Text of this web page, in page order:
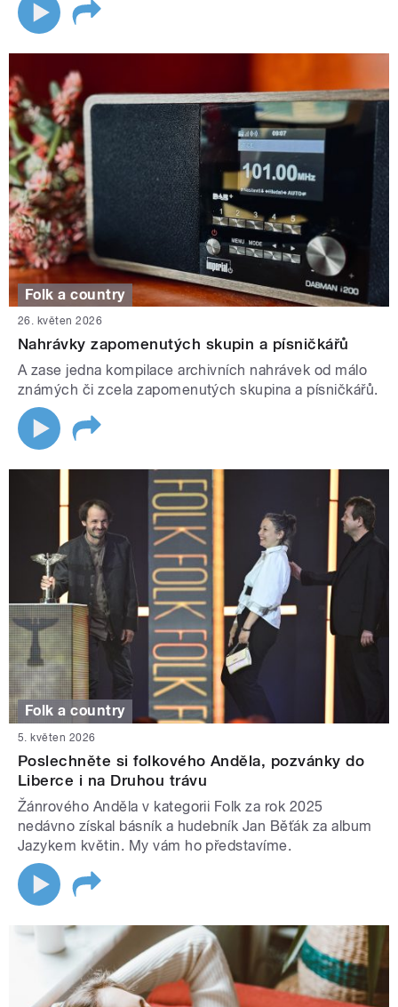
Folk a country
26. květen 2026
Nahrávky zapomenutých skupin a písničkářů
A zase jedna kompilace archivních nahrávek od málo
známých či zcela zapomenutých skupina a písničkářů.
Folk a country
5. květen 2026
Poslechněte si folkového Anděla, pozvánky do
Liberce i na Druhou trávu
Žánrového Anděla v kategorii Folk za rok 2025
nedávno získal básník a hudebník Jan Běťák za album
Jazykem květin. My vám ho představíme.